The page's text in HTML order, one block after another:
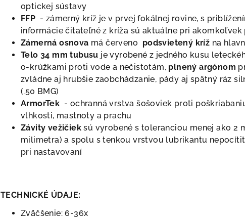
optickej sústavy
FFP - zámerný kríž je v prvej fokálnej rovine, s
informácie čitateľné z kríža sú aktuálne pri akomkoľvek
Zámerná osnova má červeno podsvietený kríž na
Telo 34 mm tubusu je vyrobené z jedného kusu
o-krúžkami proti vode a nečistotám, plnený argónom
zvládne aj hrubšie zaobchádzanie, pády aj spätný ráz
(.50 BMG)
ArmorTek - ochranná vrstva šošoviek proti
vlhkosti, mastnoty a prachu
Závity vežičiek sú vyrobené s toleranciou menej ako 2
milimetra) a spolu s tenkou vrstvou lubrikantu
pri nastavovaní
TECHNICKÉ ÚDAJE:
Zväčšenie: 6-36x